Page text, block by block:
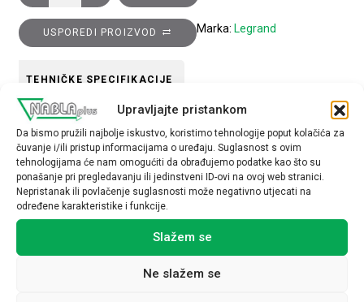
Upravljajte pristankom
Da bismo pružili najbolje iskustvo, koristimo tehnologije poput kolačića za
čuvanje i/ili pristup informacijama o uređaju. Suglasnost s ovim
tehnologijama će nam omogućiti da obrađujemo podatke kao što su
ponašanje pri pregledavanju ili jedinstveni ID-ovi na ovoj web stranici.
Nepristanak ili povlačenje suglasnosti može negativno utjecati na
određene karakteristike i funkcije.
Slažem se
Ne slažem se
USPOREDI PROIZVOD Marka: Legrand
TEHNIČKE SPECIFIKACIJE
Broj modula
6
Povezani proizvodi